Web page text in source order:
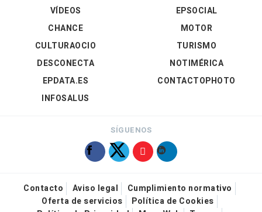
VÍDEOS
EPSOCIAL
CHANCE
CULTURAOCIO
DESCONECTA
EPDATA.ES
INFOSALUS
MOTOR
TURISMO
NOTIMÉRICA
CONTACTOPHOTO
SÍGUENOS
Contacto Aviso legal
Cumplimiento normativo
Oferta de servicios
Política de Cookies